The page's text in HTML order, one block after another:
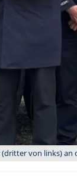
von links)